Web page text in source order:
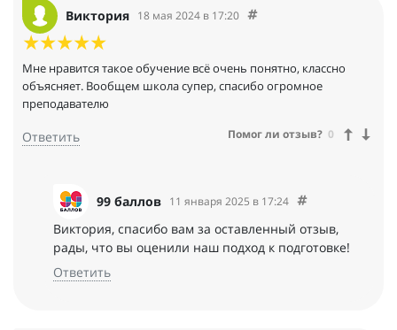
Виктория 18 мая 2024 в 17:20
Мне нравится такое обучение всё очень понятно, классно
объясняет. Вообщем школа супер, спасибо огромное
преподавателю
Ответить Помог ли отзыв? 0
99 баллов 11 января 2025 в 17:24
Виктория, спасибо вам за оставленный отзыв,
рады, что вы оценили наш подход к подготовке!
Ответить